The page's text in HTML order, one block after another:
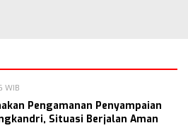
WIB
Pengamanan Penyampaian
Situasi Berjalan Aman